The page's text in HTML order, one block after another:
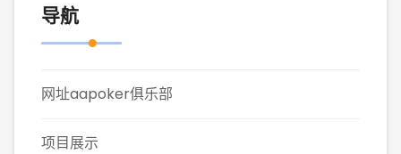
导航
网址aapoker俱乐部
项目展示